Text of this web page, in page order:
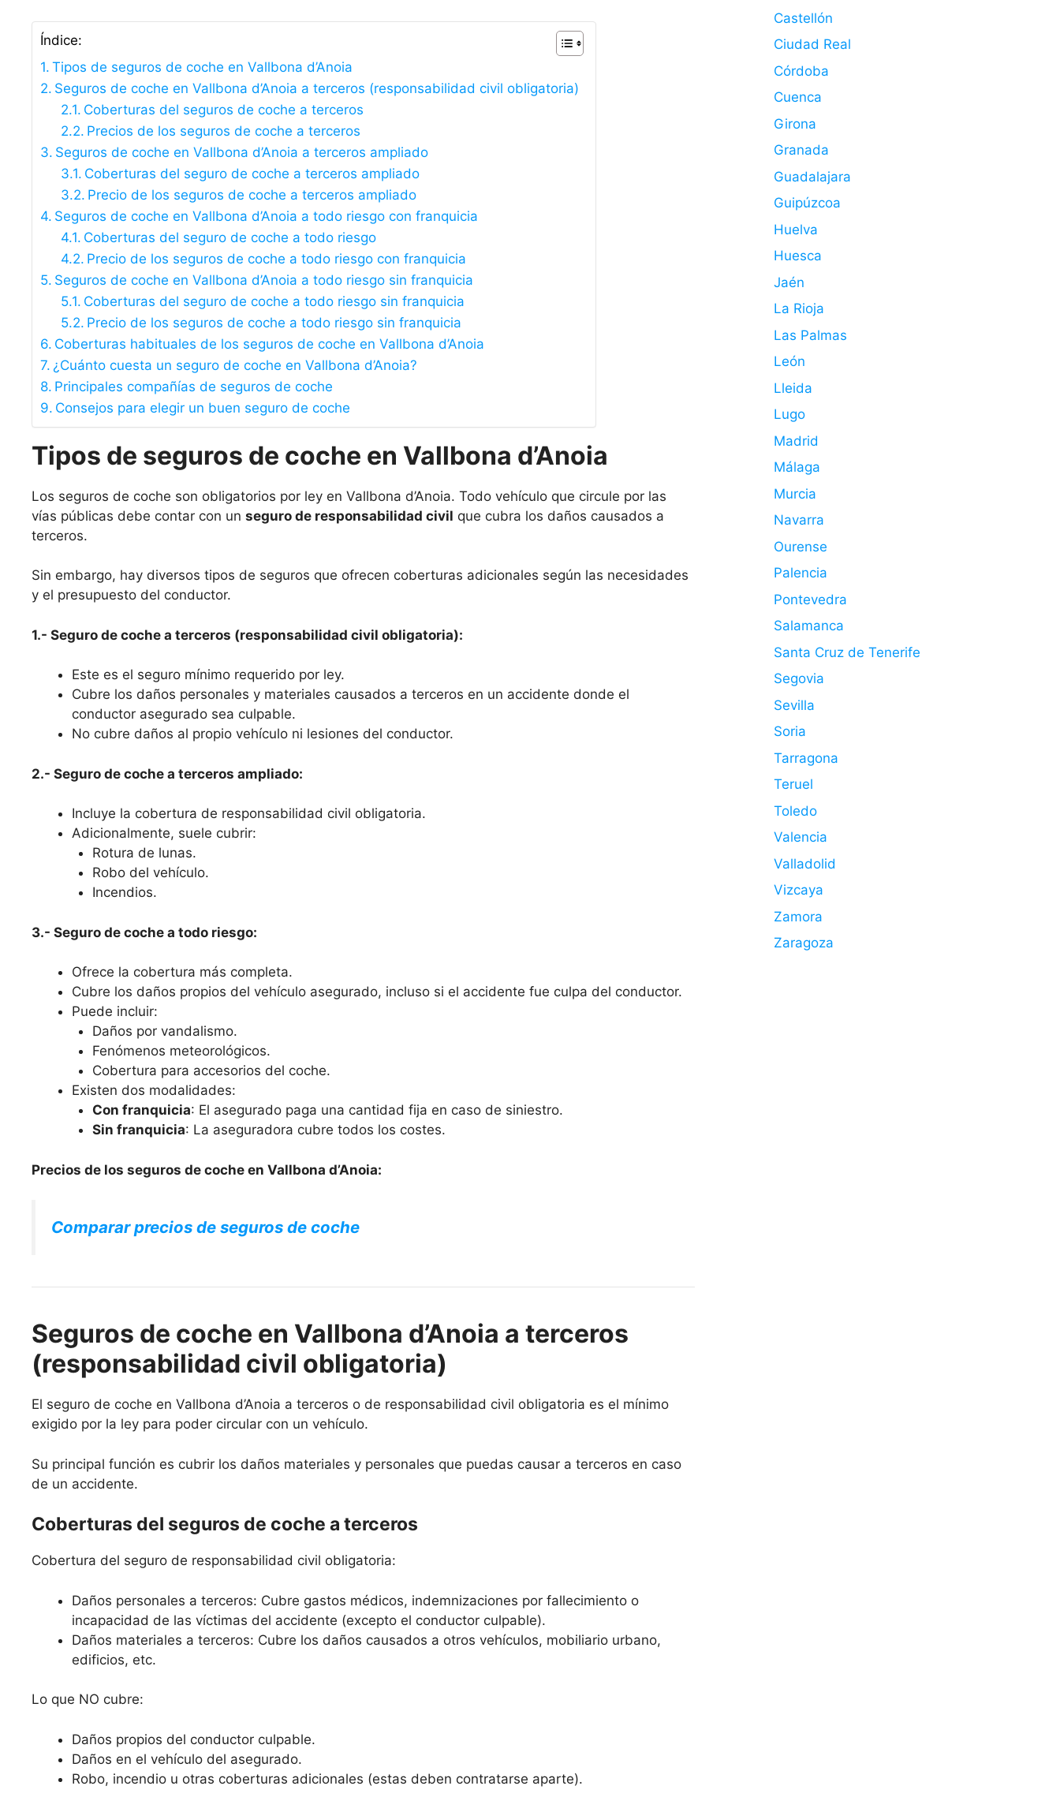
Índice:
Tipos de seguros de coche en Vallbona d’Anoia
Seguros de coche en Vallbona d’Anoia a terceros (responsabilidad civil obligatoria)
Coberturas del seguros de coche a terceros
Precios de los seguros de coche a terceros
Seguros de coche en Vallbona d’Anoia a terceros ampliado
Coberturas del seguro de coche a terceros ampliado
Precio de los seguros de coche a terceros ampliado
Seguros de coche en Vallbona d’Anoia a todo riesgo con franquicia
Coberturas del seguro de coche a todo riesgo
Precio de los seguros de coche a todo riesgo con franquicia
Seguros de coche en Vallbona d’Anoia a todo riesgo sin franquicia
Coberturas del seguro de coche a todo riesgo sin franquicia
Precio de los seguros de coche a todo riesgo sin franquicia
Coberturas habituales de los seguros de coche en Vallbona d’Anoia
¿Cuánto cuesta un seguro de coche en Vallbona d’Anoia?
Principales compañías de seguros de coche
Consejos para elegir un buen seguro de coche
Tipos de seguros de coche en Vallbona d’Anoia
Los seguros de coche son obligatorios por ley en Vallbona d’Anoia. Todo vehículo que circule por las
vías públicas debe contar con un seguro de responsabilidad civil que cubra los daños causados a
terceros.
Sin embargo, hay diversos tipos de seguros que ofrecen coberturas adicionales según las necesidades
y el presupuesto del conductor.
1.- Seguro de coche a terceros (responsabilidad civil obligatoria):
Este es el seguro mínimo requerido por ley.
Cubre los daños personales y materiales causados a terceros en un accidente donde el
conductor asegurado sea culpable.
No cubre daños al propio vehículo ni lesiones del conductor.
2.- Seguro de coche a terceros ampliado:
Incluye la cobertura de responsabilidad civil obligatoria.
Adicionalmente, suele cubrir:
Rotura de lunas.
Robo del vehículo.
Incendios.
3.- Seguro de coche a todo riesgo:
Ofrece la cobertura más completa.
Cubre los daños propios del vehículo asegurado, incluso si el accidente fue culpa del conductor.
Puede incluir:
Daños por vandalismo.
Fenómenos meteorológicos.
Cobertura para accesorios del coche.
Existen dos modalidades:
Con franquicia: El asegurado paga una cantidad fija en caso de siniestro.
Sin franquicia: La aseguradora cubre todos los costes.
Precios de los seguros de coche en Vallbona d’Anoia:
Comparar precios de seguros de coche
Seguros de coche en Vallbona d’Anoia a terceros
(responsabilidad civil obligatoria)
El seguro de coche en Vallbona d’Anoia a terceros o de responsabilidad civil obligatoria es el mínimo
exigido por la ley para poder circular con un vehículo.
Su principal función es cubrir los daños materiales y personales que puedas causar a terceros en caso
de un accidente.
Coberturas del seguros de coche a terceros
Cobertura del seguro de responsabilidad civil obligatoria:
Daños personales a terceros: Cubre gastos médicos, indemnizaciones por fallecimiento o
incapacidad de las víctimas del accidente (excepto el conductor culpable).
Daños materiales a terceros: Cubre los daños causados a otros vehículos, mobiliario urbano,
edificios, etc.
Lo que NO cubre:
Daños propios del conductor culpable.
Daños en el vehículo del asegurado.
Robo, incendio u otras coberturas adicionales (estas deben contratarse aparte).
Castellón
Ciudad Real
Córdoba
Cuenca
Girona
Granada
Guadalajara
Guipúzcoa
Huelva
Huesca
Jaén
La Rioja
Las Palmas
León
Lleida
Lugo
Madrid
Málaga
Murcia
Navarra
Ourense
Palencia
Pontevedra
Salamanca
Santa Cruz de Tenerife
Segovia
Sevilla
Soria
Tarragona
Teruel
Toledo
Valencia
Valladolid
Vizcaya
Zamora
Zaragoza